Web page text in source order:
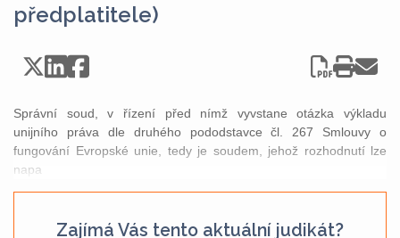
předplatitele)
Správní soud, v řízení před nímž vyvstane otázka výkladu
unijního práva dle druhého pododstavce čl. 267 Smlouvy o
fungování Evropské unie, tedy je soudem, jehož rozhodnutí lze
napa
Zajímá Vás tento aktuální judikát?